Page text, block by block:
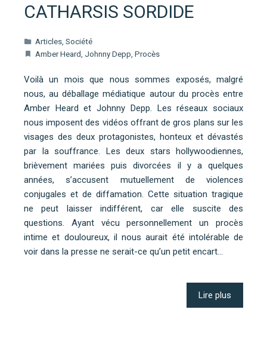
CATHARSIS SORDIDE
Articles, Société
Amber Heard, Johnny Depp, Procès
Voilà un mois que nous sommes exposés, malgré
nous, au déballage médiatique autour du procès entre
Amber Heard et Johnny Depp. Les réseaux sociaux
nous imposent des vidéos offrant de gros plans sur les
visages des deux protagonistes, honteux et dévastés
par la souffrance. Les deux stars hollywoodiennes,
brièvement mariées puis divorcées il y a quelques
années, s’accusent mutuellement de violences
conjugales et de diffamation. Cette situation tragique
ne peut laisser indifférent, car elle suscite des
questions. Ayant vécu personnellement un procès
intime et douloureux, il nous aurait été intolérable de
voir dans la presse ne serait-ce qu’un petit encart…
Lire plus